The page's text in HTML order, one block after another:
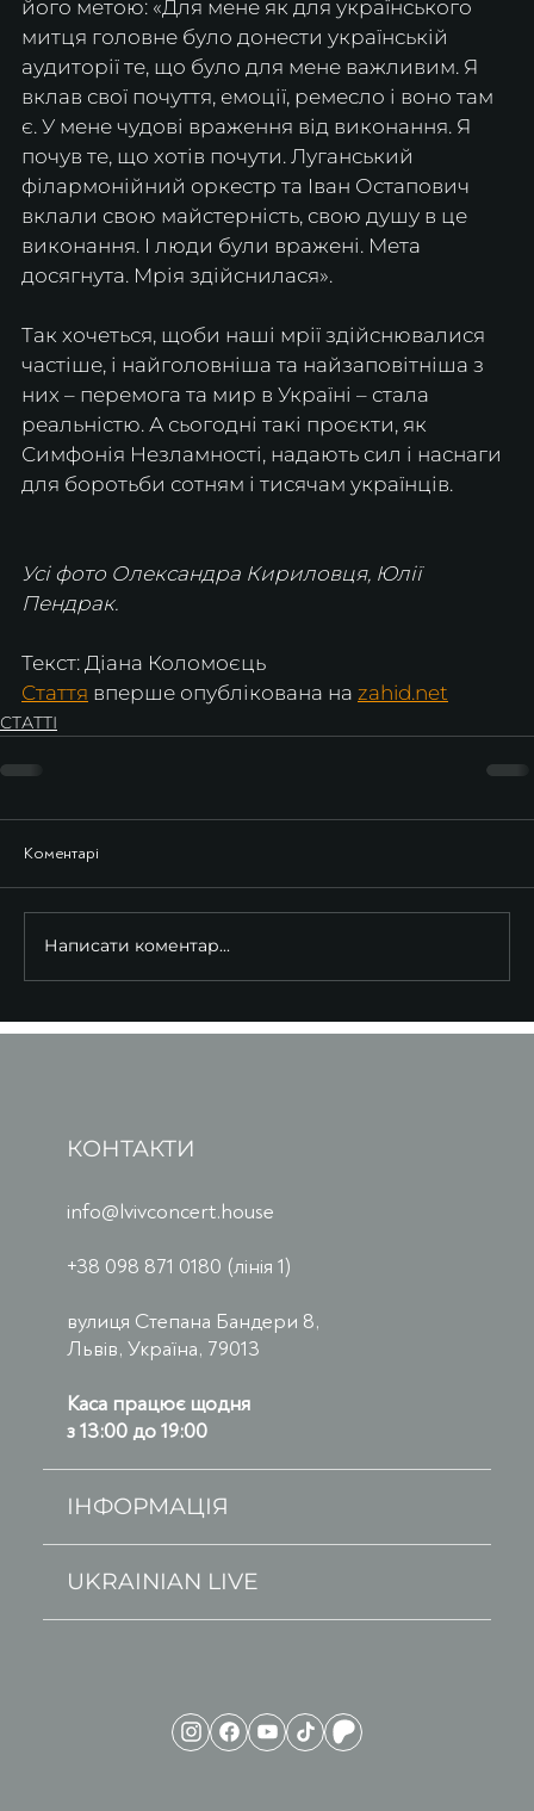
його метою: «Для мене як для українського
митця головне було донести українській
аудиторії те, що було для мене важливим. Я
вклав свої почуття, емоції, ремесло і воно там
є. У мене чудові враження від виконання. Я
почув те, що хотів почути. Луганський
філармонійний оркестр та Іван Остапович
вклали свою майстерність, свою душу в це
виконання. І люди були вражені. Мета
досягнута. Мрія здійснилася».
Так хочеться, щоби наші мрії здійснювалися
частіше, і найголовніша та найзаповітніша з
них – перемога та мир в Україні​​ – стала
реальністю. А сьогодні такі проєкти, як
Симфонія Незламності, надають сил і наснаги
для боротьби сотням і тисячам українців.
Усі фото Олександра Кириловця, Юлії
Пендрак.
Текст: Діана Коломоєць
Стаття вперше опублікована на zahid.net
СТАТТІ
Коментарі
Написати коментар...
КОНТАКТИ
info@lvivconcert.house
+38 098 871 0180 (лінія 1)
вулиця Степана Бандери 8,
Львів, Україна, 79013
Каса працює щодня
з 13:00 до 19:00
ІНФОРМАЦІЯ
UKRAINIAN LIVE